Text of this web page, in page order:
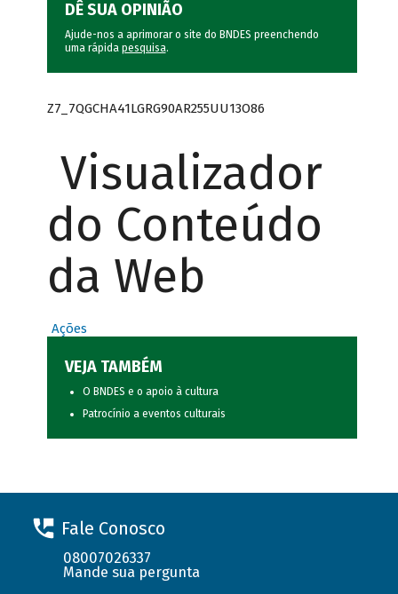
DÊ SUA OPINIÃO
Ajude-nos a aprimorar o site do BNDES preenchendo
uma rápida pesquisa.
Z7_7QGCHA41LGRG90AR255UU13O86
Visualizador
do Conteúdo
da Web
Ações
VEJA TAMBÉM
O BNDES e o apoio à cultura
Patrocínio a eventos culturais
Fale Conosco
08007026337
Mande sua pergunta